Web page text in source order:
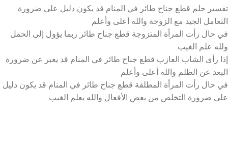
تفسير حلم قطع جناح طائر في المنام قد يكون دليل على ضرورة
التعامل الجيد مع الزوجة والله أعلى وأعلم
في حال رأت المرأة المتزوجة قطع جناح طائر ربما يؤول إلى الحمل
ولله علم الغيب
إذا رأى الشاب العازب قطع جناح طائر في المنام قد يعبر عن ضرورة
البعد عن الظلم والله أعلى وأعلم
في حال رأت المرأة المطلقة قطع جناح طائر في المنام قد يكون دليل
على ضرورة التخلص من بعض الأفعال والله يعلم الغيب